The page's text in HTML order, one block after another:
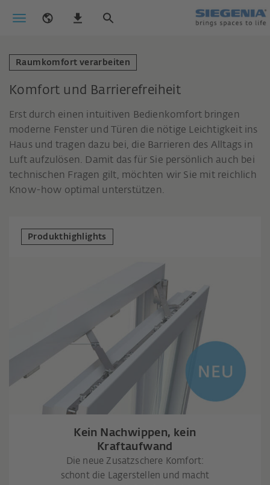
Raumkomfort verarbeiten
Komfort und Barrierefreiheit
Erst durch einen intuitiven Bedienkomfort bringen
moderne Fenster und Türen die nötige Leichtigkeit ins
Haus und tragen dazu bei, die Barrieren des Alltags in
Luft aufzulösen. Damit das für Sie persönlich auch bei
technischen Fragen gilt, möchten wir Sie mit reichlich
Know-how optimal unterstützen.
Produkthighlights
Kein Nachwippen, kein
Kraftaufwand
Die neue Zusatzschere Komfort:
schont die Lagerstellen und macht